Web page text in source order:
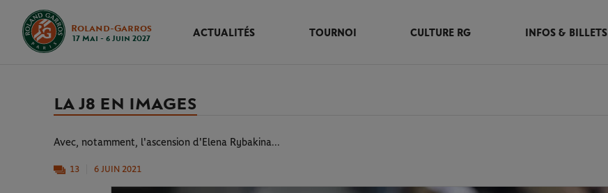
Roland-Garros
17 Mai - 6 Juin 2027
ACTUALITÉS TOURNOI CULTURE RG INFOS & BILLETS
LA J8 EN IMAGES
Avec, notamment, l'ascension d'Elena Rybakina...
13 6 JUIN 2021